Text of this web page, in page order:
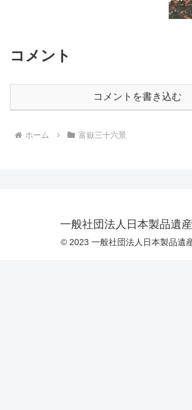
コメント
コメントを書き込む
ホーム 富嶽三十六景
一般社団法人日本製品遺
© 2023 一般社団法人日本製品遺